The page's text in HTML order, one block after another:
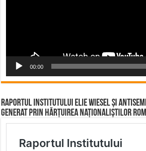
00:00
Raportul Institutului Elie Wiesel și
Generat prin Hărțuirea Naționaliștilor